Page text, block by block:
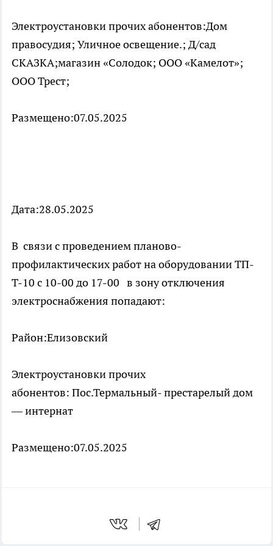
Электроустановки прочих абонентов:Дом
правосудия; Уличное освещение.; Д/сад
СКАЗКА;магазин «Солодок; ООО «Камелот»;
ООО Трест;
Размещено:07.05.2025
Дата:28.05.2025
В связи с проведением планово-
профилактических работ на оборудовании ТП-
Т-10 с 10-00 до 17-00 в зону отключения
электроснабжения попадают:
Район:Елизовский
Электроустановки прочих
абонентов: Пос.Термальный- престарелый дом
— интернат
Размещено:07.05.2025